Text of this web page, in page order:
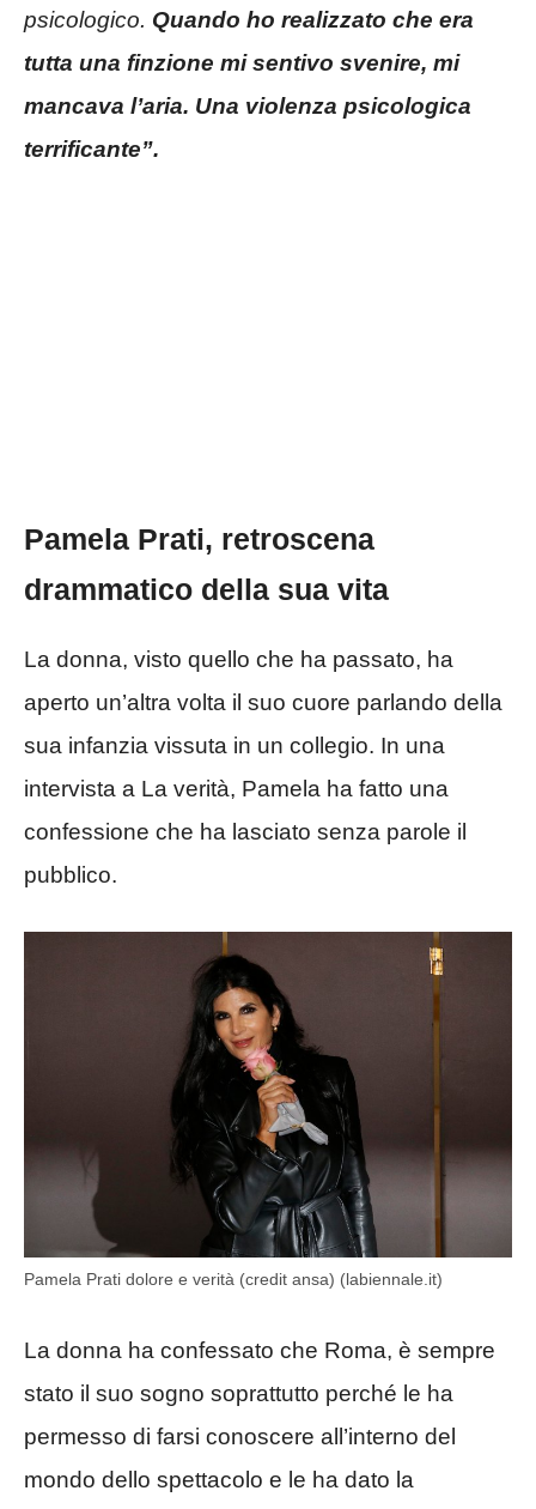
psicologico. Quando ho realizzato che era
tutta una finzione mi sentivo svenire, mi
mancava l’aria. Una violenza psicologica
terrificante”.
Pamela Prati, retroscena
drammatico della sua vita
La donna, visto quello che ha passato, ha
aperto un’altra volta il suo cuore parlando della
sua infanzia vissuta in un collegio. In una
intervista a La verità, Pamela ha fatto una
confessione che ha lasciato senza parole il
pubblico.
Pamela Prati dolore e verità (credit ansa) (labiennale.it)
La donna ha confessato che Roma, è sempre
stato il suo sogno soprattutto perché le ha
permesso di farsi conoscere all’interno del
mondo dello spettacolo e le ha dato la